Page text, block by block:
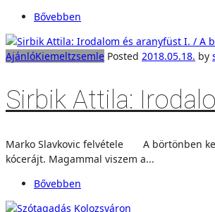
Bővebben
AjánlóKiemeltzsemle Posted 2018.05.18. by
Sirbik Attila:
Marko Slavkovic felvétele A börtönben
kócerájt. Magammal viszem a...
Bővebben